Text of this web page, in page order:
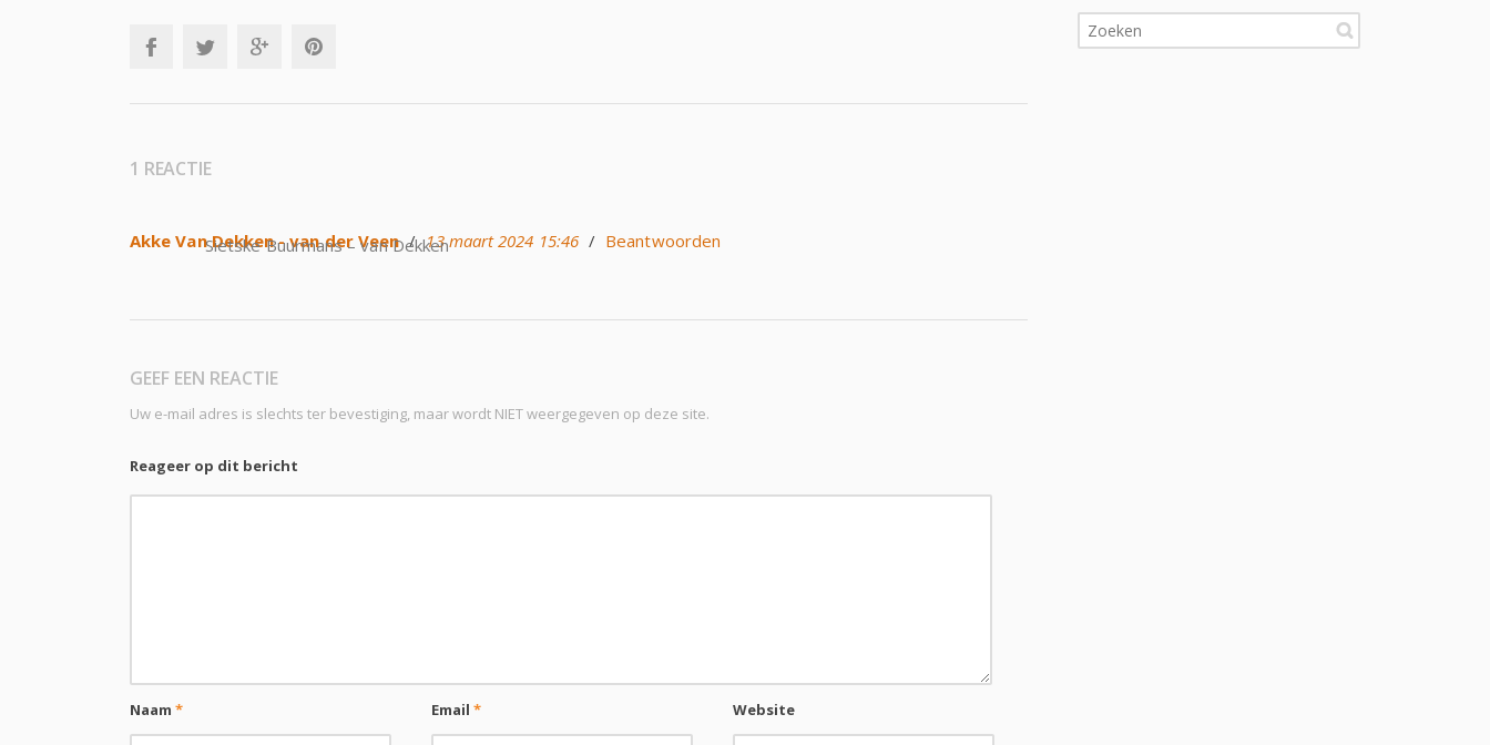
1 REACTIE
Akke Van Dekken - van der Veen / 13 maart 2024 15:46 / Beantwoorden
Sietske Buurmans – van Dekken
GEEF EEN REACTIE
Uw e-mail adres is slechts ter bevestiging, maar wordt NIET weergegeven op deze site.
Reageer op dit bericht
Naam* Email* Website